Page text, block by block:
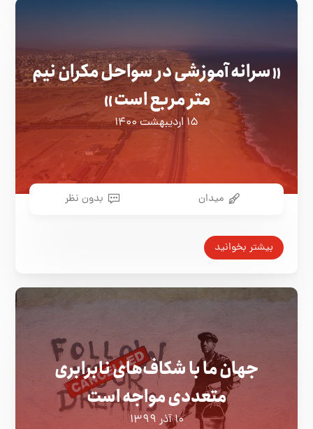
«سرانه آموزشی در سواحل مکران نیم
متر مربع است»
۱۵ اردیبهشت ۱۴۰۰
میدان بدون نظر
بیشتر بخوانید
جهان ما با شکاف‌های نابرابری
متعددی مواجه است
۱۰ آذر ۱۳۹۹